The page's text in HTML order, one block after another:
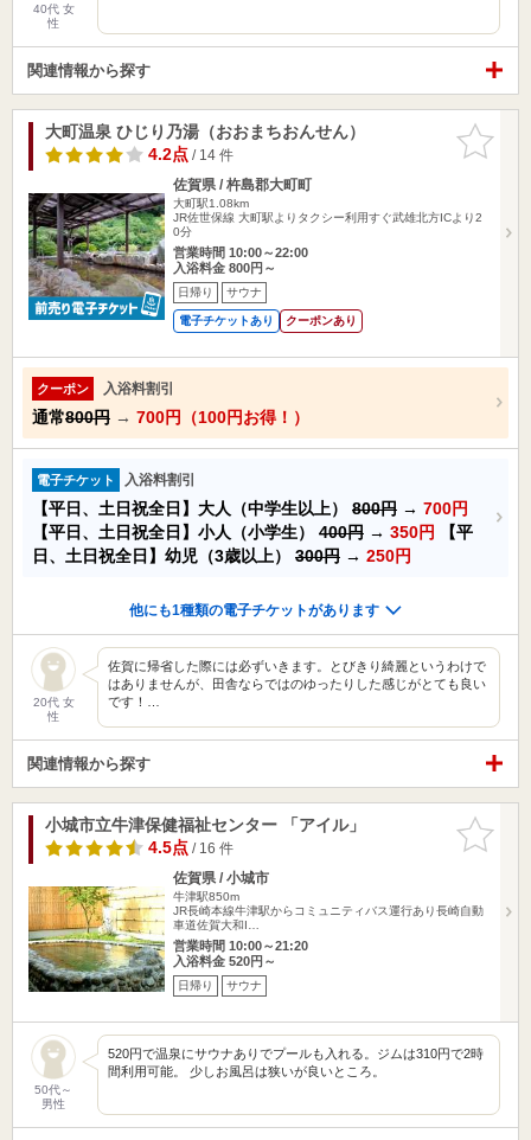
40代 女
性
関連情報から探す
お気に入
りに追加
大町温泉 ひじり乃湯（おおまちおんせん）
4.2点/ 14 件
佐賀県 / 杵島郡大町町
大町駅1.08km
JR佐世保線 大町駅よりタクシー利用すぐ武雄北方ICより2
0分
営業時間 10:00～22:00
入浴料金 800円～
日帰り サウナ
電子チケットあり クーポンあり
クーポン 入浴料割引
通常800円 → 700円（100円お得！）
電子チケット 入浴料割引
【平日、土日祝全日】大人（中学生以上） 800円 → 700円
【平日、土日祝全日】小人（小学生） 400円 → 350円
【平
日、土日祝全日】幼児（3歳以上） 300円 → 250円
他にも1種類の電子チケットがあります
20代 女
性
佐賀に帰省した際には必ずいきます。とびきり綺麗というわけで
はありませんが、田舎ならではのゆったりした感じがとても良い
です！…
関連情報から探す
お気に入
りに追加
小城市立牛津保健福祉センター 「アイル」
4.5点/ 16 件
佐賀県 / 小城市
牛津駅850m
JR長崎本線牛津駅からコミュニティバス運行あり長崎自動
車道佐賀大和I…
営業時間 10:00～21:20
入浴料金 520円～
日帰り サウナ
50代～
男性
520円で温泉にサウナありでプールも入れる。ジムは310円で2時
間利用可能。 少しお風呂は狭いが良いところ。